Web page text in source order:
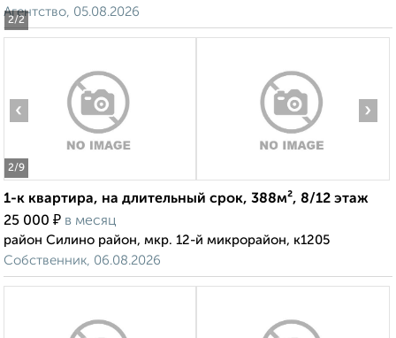
2/2
Агентство, 05.08.2026
2/9
‹ ›
1-к квартира, на длительный срок, 388м², 8/12 этаж
25 000 ₽ в месяц
район Силино район, мкр. 12-й микрорайон, к1205
Собственник, 06.08.2026